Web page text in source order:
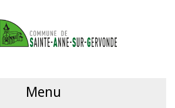
Menu